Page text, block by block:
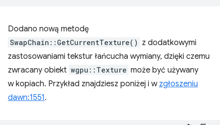
Dodano nową metodę
SwapChain::GetCurrentTexture() z dodatkowymi
zastosowaniami tekstur łańcucha wymiany, dzięki czemu
zwracany obiekt wgpu::Texture może być używany
w kopiach. Przykład znajdziesz poniżej i w zgłoszeniu
dawn:1551.